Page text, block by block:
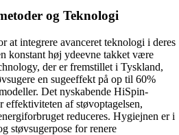
og Teknologi
at integrere avanceret teknologi i deres
konstant høj ydeevne takket være
der er fremstillet i Tyskland,
en sugeeffekt på op til 60%
Det nyskabende HiSpin-
effektiviteten af støvoptagelsen,
reduceres. Hygiejnen er i
støvsugerpose for renere